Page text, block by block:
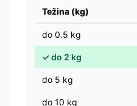
Težina (kg)
do 0.5 kg
✓do 2 kg
do 5 kg
do 10 kg